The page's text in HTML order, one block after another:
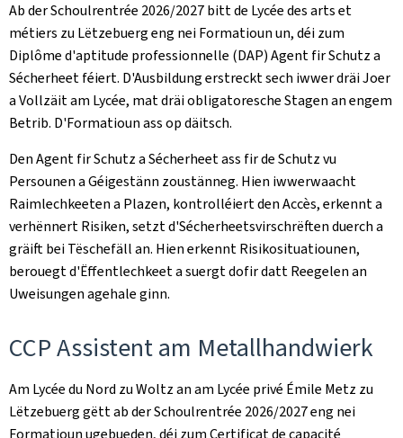
Ab der Schoulrentrée 2026/2027 bitt de Lycée des arts et
métiers zu Lëtzebuerg eng nei Formatioun un, déi zum
Diplôme d'aptitude professionnelle (DAP) Agent fir Schutz a
Sécherheet féiert. D'Ausbildung erstreckt sech iwwer dräi Joer
a Vollzäit am Lycée, mat dräi obligatoresche Stagen an engem
Betrib. D'Formatioun ass op däitsch.
Den Agent fir Schutz a Sécherheet ass fir de Schutz vu
Persounen a Géigestänn zoustänneg. Hien iwwerwaacht
Raimlechkeeten a Plazen, kontrolléiert den Accès, erkennt a
verhënnert Risiken, setzt d'Sécherheetsvirschrëften duerch a
gräift bei Tëschefäll an. Hien erkennt Risikosituatiounen,
berouegt d'Ëffentlechkeet a suergt dofir datt Reegelen an
Uweisungen agehale ginn.
CCP Assistent am Metallhandwierk
Am Lycée du Nord zu Woltz an am Lycée privé Émile Metz zu
Lëtzebuerg gëtt ab der Schoulrentrée 2026/2027 eng nei
Formatioun ugebueden, déi zum Certificat de capacité